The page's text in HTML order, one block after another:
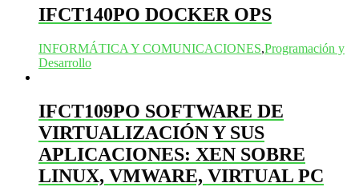
IFCT140PO DOCKER OPS
INFORMÁTICA Y COMUNICACIONES,Programación y
Desarrollo
IFCT109PO SOFTWARE DE
VIRTUALIZACIÓN Y SUS
APLICACIONES: XEN SOBRE
LINUX, VMWARE, VIRTUAL PC